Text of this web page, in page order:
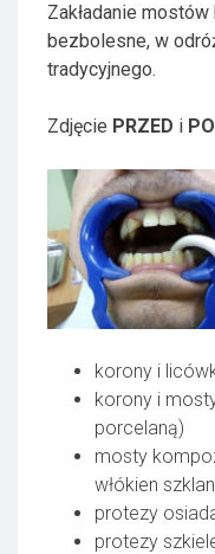
Zakładanie
bezbolesne, w
tradycyjnego.
Zdjęcie PRZED i PO
korony i
korony i
porcelaną)
mosty
włókien
protezy
protezy